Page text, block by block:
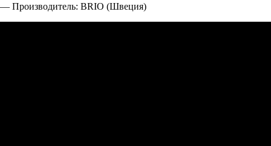
— Производитель: BRIO (Швеция)